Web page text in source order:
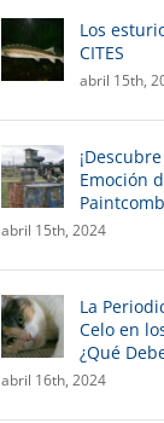
Los
CITES
abril 15th,
Emoción
abril 15th, 2024
La
Celo en
¿Qué
abril 16th, 2024